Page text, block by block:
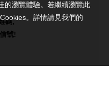
碼,
號!
的瀏覽體驗。若繼續瀏覽此
。詳情請見我們的